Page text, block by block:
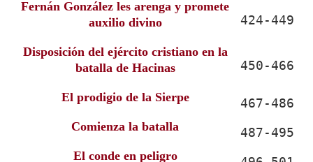
Fernán González les arenga y promete
auxilio divino
424-449
Disposición del ejército cristiano en la
batalla de Hacinas
450-466
El prodigio de la Sierpe 467-486
Comienza la batalla 487-495
El conde en peligro